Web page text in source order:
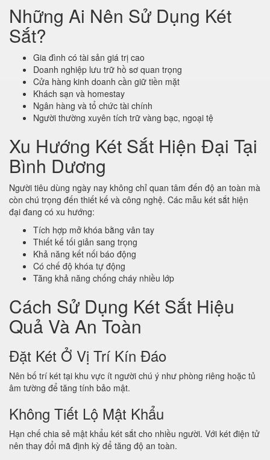
Những Ai Nên Sử Dụng Két
Sắt?
Gia đình có tài sản giá trị cao
Doanh nghiệp lưu trữ hồ sơ quan trọng
Cửa hàng kinh doanh cần giữ tiền mặt
Khách sạn và homestay
Ngân hàng và tổ chức tài chính
Người thường xuyên tích trữ vàng bạc, ngoại tệ
Xu Hướng Két Sắt Hiện Đại Tại
Bình Dương
Người tiêu dùng ngày nay không chỉ quan tâm đến độ an toàn mà
còn chú trọng đến thiết kế và công nghệ. Các mẫu két sắt hiện
đại đang có xu hướng:
Tích hợp mở khóa bằng vân tay
Thiết kế tối giản sang trọng
Khả năng kết nối báo động
Có chế độ khóa tự động
Tăng khả năng chống cháy nhiều lớp
Cách Sử Dụng Két Sắt Hiệu
Quả Và An Toàn
Đặt Két Ở Vị Trí Kín Đáo
Nên bố trí két tại khu vực ít người chú ý như phòng riêng hoặc tủ
âm tường để tăng tính bảo mật.
Không Tiết Lộ Mật Khẩu
Hạn chế chia sẻ mật khẩu két sắt cho nhiều người. Với két điện tử
nên thay đổi mã định kỳ để tăng độ an toàn.